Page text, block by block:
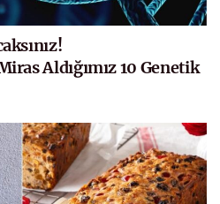
Aldığımız 10 Genetik